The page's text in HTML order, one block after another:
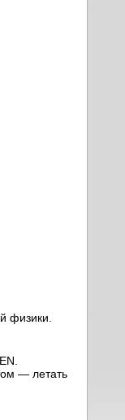
физики.
— летать